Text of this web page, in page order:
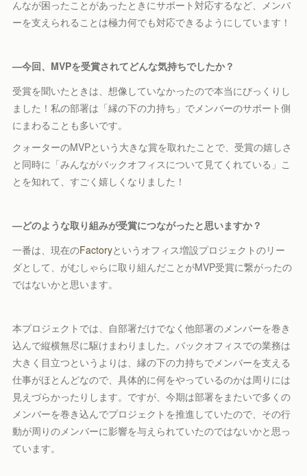
んなが困ったことがあったときにサポート対応するなど、メンバ
ーを支えられることは極力何でも対応できるようにしています！
—今回、MVPを受賞されてどんな気持ちでしたか？
受賞を聞いたときは、想像していなかったので本当にびっくりし
ました！私の部署は「縁の下の力持ち」でメンバーのサポート側
にまわることも多いです。
クォーターのMVPという大きな賞を取れたことで、受賞の嬉しさ
と同時に「みんながバックオフィスについて見てくれている」こ
とを知れて、すごく嬉しくなりました！
—どのような取り組みが受賞につながったと思いますか？
一番は、現在のFactoryというオフィス増設プロジェクトのリー
ダとして、がむしゃらに取り組んだことがMVP受賞に繋がったの
ではないかと思います。
本プロジェクトでは、自部署だけでなく他部署のメンバーを巻き
込んで縦横無尽に駆けまわりました。バックオフィスでの業務は
大きく目立つというよりは、縁の下の力持ちでメンバーを支える
仕事がほとんどなので、具体的に何をやっているのかは周りには
見えづらかったりします。ですが、今期は部署をまたいで多くの
メンバーを巻き込んでプロジェクトを推進していたので、その行
動が周りのメンバーに影響を与えられていたのではないかと思っ
ています。